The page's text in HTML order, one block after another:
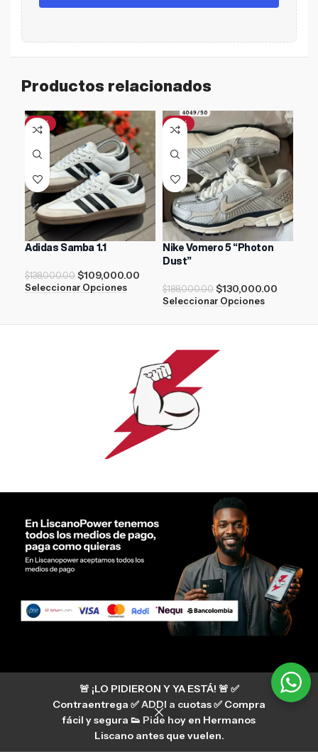
🚨 ¡LO PIDIERON Y YA ESTÁ! 🚨 ✅
Contraentrega ✅ ADDI a cuotas ✅ Compra
fácil y segura 👟 Pide hoy en Hermanos
Liscano antes que vuelen.
Productos relacionados
-21%
Adidas Samba 1.1
$138,000.00 $109,000.00
Seleccionar Opciones
-31%
Nike Vomero 5 “Photon
Dust”
$188,000.00 $130,000.00
Seleccionar Opciones
Si tienes algún tipo de duda, puedes consultar
nuestro centro de ayuda
hermanosliscano_10 Instagram
Aura
hermanosliscano Tik Tok
Únete a nuestros canales de difusión en